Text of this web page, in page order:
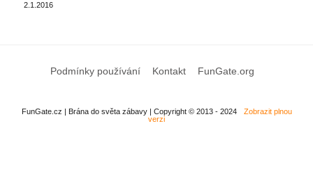
2.1.2016
Podmínky používání Kontakt FunGate.org
FunGate.cz | Brána do světa zábavy | Copyright © 2013 - 2024
Zobrazit plnou
verzi